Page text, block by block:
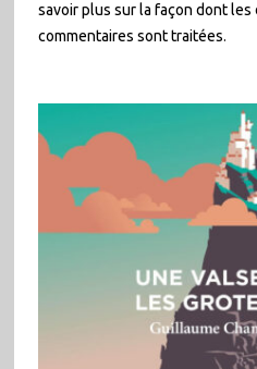
savoir plus sur la façon dont les
commentaires sont traitées.